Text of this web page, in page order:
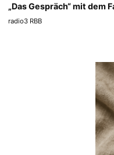
„Das Gespräch“ mit dem
radio3 RBB